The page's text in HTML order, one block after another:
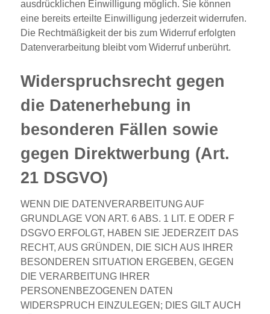
ausdrücklichen Einwilligung möglich. Sie können
eine bereits erteilte Einwilligung jederzeit widerrufen.
Die Rechtmäßigkeit der bis zum Widerruf erfolgten
Datenverarbeitung bleibt vom Widerruf unberührt.
Widerspruchsrecht gegen
die Datenerhebung in
besonderen Fällen sowie
gegen Direktwerbung (Art.
21 DSGVO)
WENN DIE DATENVERARBEITUNG AUF
GRUNDLAGE VON ART. 6 ABS. 1 LIT. E ODER F
DSGVO ERFOLGT, HABEN SIE JEDERZEIT DAS
RECHT, AUS GRÜNDEN, DIE SICH AUS IHRER
BESONDEREN SITUATION ERGEBEN, GEGEN
DIE VERARBEITUNG IHRER
PERSONENBEZOGENEN DATEN
WIDERSPRUCH EINZULEGEN; DIES GILT AUCH